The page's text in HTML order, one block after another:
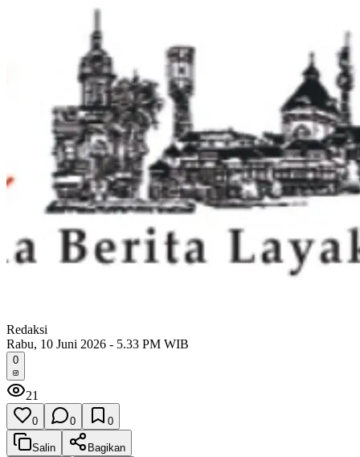
Redaksi
Rabu, 10 Juni 2026 - 5.33 PM WIB
0
21
0 0 0
Salin
Bagikan